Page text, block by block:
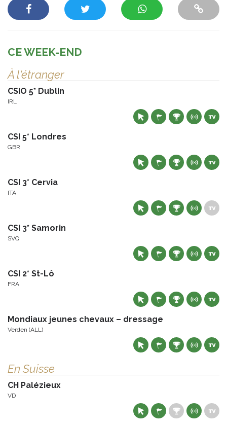
CE WEEK-END
À l'étranger
CSIO 5* Dublin
IRL
CSI 5* Londres
GBR
CSI 3* Cervia
ITA
CSI 3* Samorin
SVQ
CSI 2* St-Lô
FRA
Mondiaux jeunes chevaux – dressage
Verden (ALL)
En Suisse
CH Palézieux
VD